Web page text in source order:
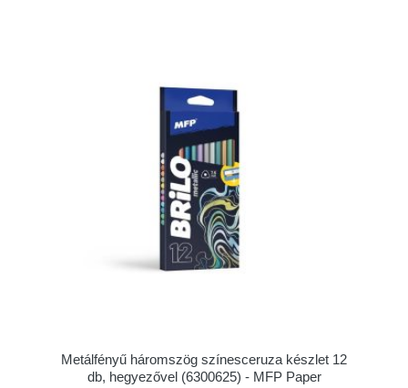
Metálfényű háromszög színesceruza készlet 12
db, hegyezővel (6300625) - MFP Paper